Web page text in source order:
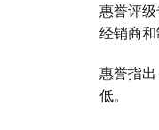
惠誉评
经销商
惠誉指
低。